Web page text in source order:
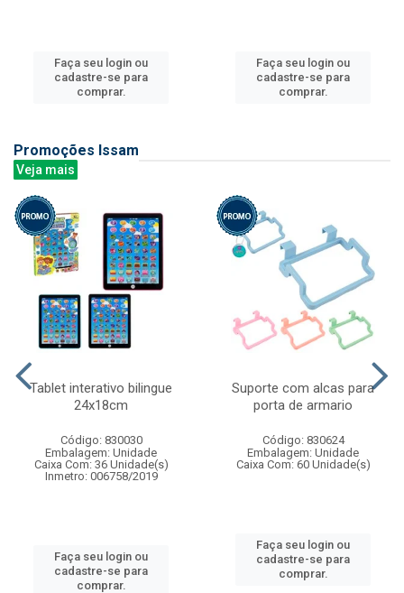
Faça seu login ou
cadastre-se para
comprar.
Faça seu login ou
cadastre-se para
comprar.
Promoções Issam
Veja mais
Tablet interativo bilingue
24x18cm
Código: 830030
Embalagem: Unidade
Caixa Com: 36 Unidade(s)
Inmetro: 006758/2019
Faça seu login ou
cadastre-se para
comprar.
Suporte com alcas para
porta de armario
Código: 830624
Embalagem: Unidade
Caixa Com: 60 Unidade(s)
Faça seu login ou
cadastre-se para
comprar.